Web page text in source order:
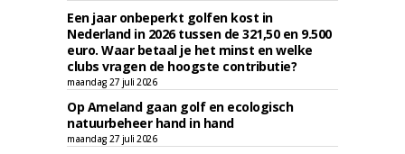
Een jaar onbeperkt golfen kost in
Nederland in 2026 tussen de 321,50 en 9.500
euro. Waar betaal je het minst en welke
clubs vragen de hoogste contributie?
maandag 27 juli 2026
Op Ameland gaan golf en ecologisch
natuurbeheer hand in hand
maandag 27 juli 2026